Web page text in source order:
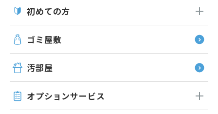
初めての方
ゴミ屋敷
汚部屋
オプションサービス